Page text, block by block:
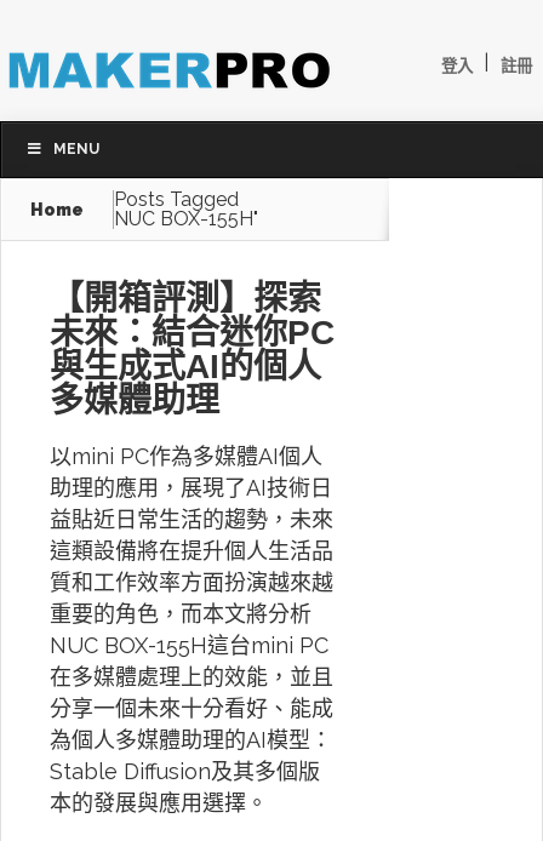
登入 註冊
MENU
Home
Posts Tagged
NUC BOX-155H"
【開箱評測】探索
未來：結合迷你PC
與生成式AI的個人
多媒體助理
以mini PC作為多媒體AI個人
助理的應用，展現了AI技術日
益貼近日常生活的趨勢，未來
這類設備將在提升個人生活品
質和工作效率方面扮演越來越
重要的角色，而本文將分析
NUC BOX-155H這台mini PC
在多媒體處理上的效能，並且
分享一個未來十分看好、能成
為個人多媒體助理的AI模型：
Stable Diffusion及其多個版
本的發展與應用選擇。